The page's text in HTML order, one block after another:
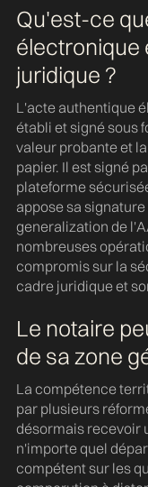
Qu'est-ce
électronique
juridique ?
L'acte authentique
établi et signé sous
valeur probante et
papier. Il est signé
plateforme
appose sa
generalization de
nombreuses
compromis sur la
cadre juridique et
Le notaire
de sa zone
La compétence
par plusieurs
désormais recevoir
n'importe quel
compétent sur les